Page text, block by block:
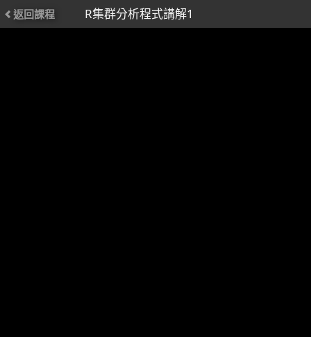
返回課程 R集群分析程式講解1